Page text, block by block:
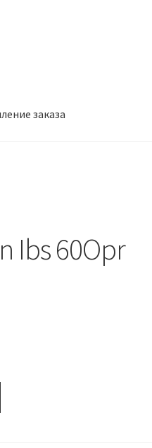
заказа
Ibs 60Opr